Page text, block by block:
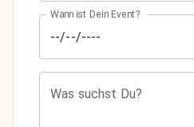
Wann ist Dein Event?
Was suchst Du?